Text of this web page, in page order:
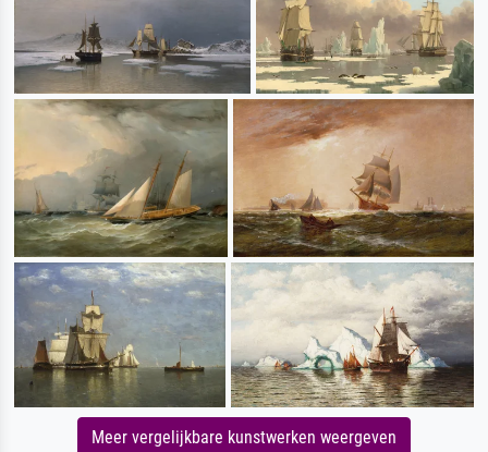
Meer vergelijkbare kunstwerken weergeven